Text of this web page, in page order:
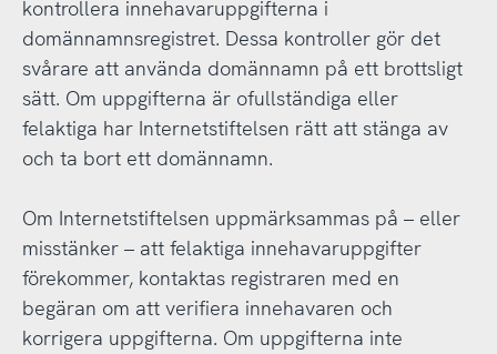
kontrollera innehavaruppgifterna i
domännamnsregistret. Dessa kontroller gör det
svårare att använda domännamn på ett brottsligt
sätt. Om uppgifterna är ofullständiga eller
felaktiga har Internetstiftelsen rätt att stänga av
och ta bort ett domännamn.
Om Internetstiftelsen uppmärksammas på – eller
misstänker – att felaktiga innehavaruppgifter
förekommer, kontaktas registraren med en
begäran om att verifiera innehavaren och
korrigera uppgifterna. Om uppgifterna inte